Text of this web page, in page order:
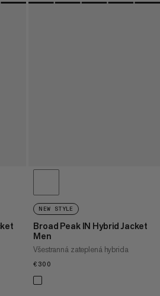
NEW STYLE
Broad Peak IN Hybrid Jacket
Men
Všestranná zateplená hybrida
€300